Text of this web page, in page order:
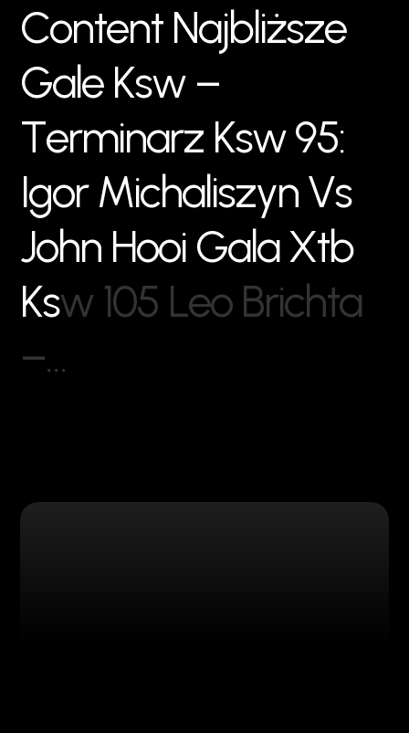
Content Najbliższe
Gale Ksw –
Terminarz Ksw95:
Igor MichaliszynVs
John Hooi GalaXtb
Ksw 105 Leo Brichta
–…